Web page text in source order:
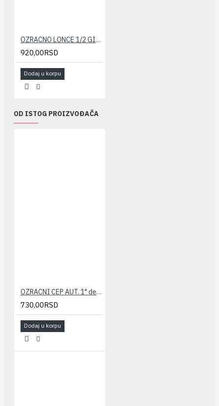
OZRACNO LONCE 1/2 GIACOMINI sa nep. vent.
920,00RSD
Dodaj u korpu
OD ISTOG PROIZVOĐAČA
OZRACNI CEP AUT. 1" desni GIACOMINI
730,00RSD
Dodaj u korpu